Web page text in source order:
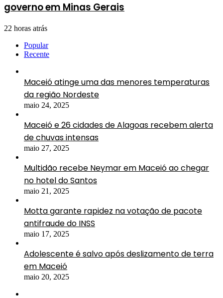
governo em Minas Gerais
22 horas atrás
Popular
Recente
Maceió atinge uma das menores temperaturas
da região Nordeste
maio 24, 2025
Maceió e 26 cidades de Alagoas recebem alerta
de chuvas intensas
maio 27, 2025
Multidão recebe Neymar em Maceió ao chegar
no hotel do Santos
maio 21, 2025
Motta garante rapidez na votação de pacote
antifraude do INSS
maio 17, 2025
Adolescente é salvo após deslizamento de terra
em Maceió
maio 20, 2025